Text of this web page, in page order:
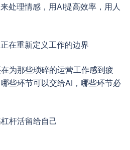
处理情感，用AI提高效率，用人
在重新定义工作的边界
为那些琐碎的运营工作感到疲
些环节可以交给AI，哪些环节必
杆活留给自己